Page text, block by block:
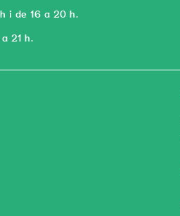
i de 16 a 20 h.
21 h.